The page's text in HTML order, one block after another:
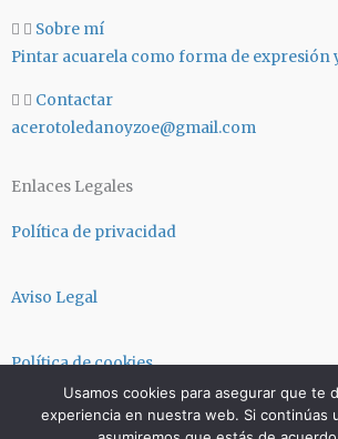
Sobre mí
Pintar acuarela como forma de expresión
Contactar
acerotoledanoyzoe@gmail.com
Enlaces Legales
Política de privacidad
Aviso Legal
Política de cookies
Términos y condiciones
Usamos cookies para asegurar que te
experiencia en nuestra web. Si continúas